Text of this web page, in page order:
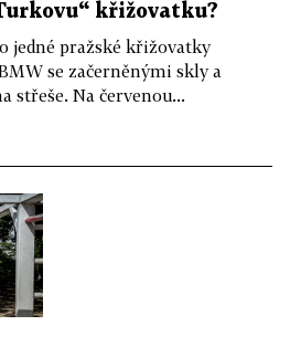
křižovatku?
jedné pražské křižovatky
se začerněnými skly a
střeše. Na červenou...